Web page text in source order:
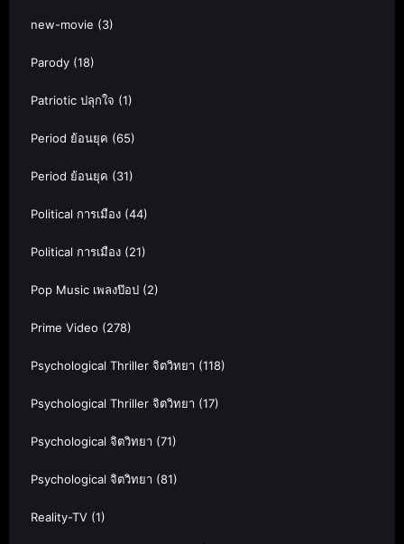
new-movie (3)
Parody (18)
Patriotic ปลุกใจ (1)
Period ย้อนยุค (65)
Period ย้อนยุค (31)
Political การเมือง (44)
Political การเมือง (21)
Pop Music เพลงป๊อป (2)
Prime Video (278)
Psychological Thriller จิตวิทยา (118)
Psychological Thriller จิตวิทยา (17)
Psychological จิตวิทยา (71)
Psychological จิตวิทยา (81)
Reality-TV (1)